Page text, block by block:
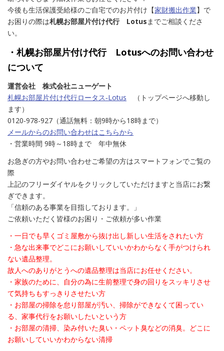
今後も生活保護受給様のご自宅でのお片付け【家財搬出作業】で
お困りの際は札幌お部屋片付け代行 Lotusまでご相談くださ
い。
・札幌お部屋片付け代行 Lotusへのお問い合わせ
について
運営会社 株式会社ニューゲート
札幌お部屋片付け代行ロータス‐Lotus （トップページへ移動し
ます）
0120-978-927（通話無料：朝9時から18時まで）
メールからのお問い合わせはこちらから
・営業時間 9時～18時まで 年中無休
お急ぎの方やお問い合わせご希望の方はスマートフォンでご覧の
際
上記のフリーダイヤルをクリックしていただけますと当店にお繋
ぎできます。
「信頼のある事業を目指しております。」
ご依頼いただく皆様のお困り・ご依頼が多い作業
・一日でも早くゴミ屋敷から抜け出し新しい生活をされたい方
・急な出来事でどこにお願いしていいかわからなく手がつけられ
ない遺品整理。
故人へのありがとうへの遺品整理は当店にお任せください。
・家族のために、自分の為に生前整理で身の回りをスッキリさせ
て気持ちもすっきりさせたい方
・お部屋の掃除を怠り部屋が汚い、掃除ができなくて困ってい
る、家事代行をお願いしたいという方
・お部屋の清掃、染み付いた臭い・ペット臭などの消臭。どこに
お願いしていいかわからない清掃